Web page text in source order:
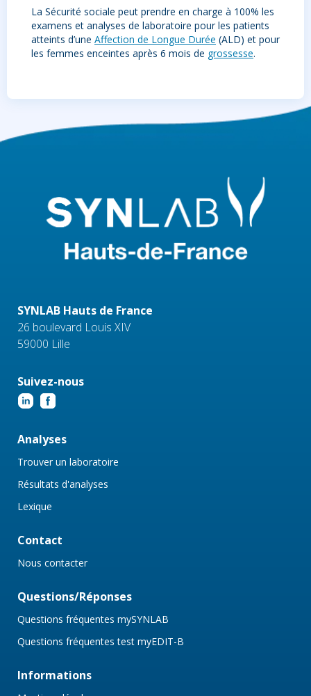
La Sécurité sociale peut prendre en charge à 100% les
examens et analyses de laboratoire pourles patients
atteints d’une Affection de Longue Durée (ALD) et pour
les femmes enceintes après 6 mois de grossesse.
SYNLAB Hauts de France
26 boulevard Louis XIV
59000 Lille
Suivez-nous
Analyses
Trouver un laboratoire
Résultats d'analyses
Lexique
Contact
Nous contacter
Questions/Réponses
Questions fréquentes mySYNLAB
Questions fréquentes test myEDIT-B
Informations